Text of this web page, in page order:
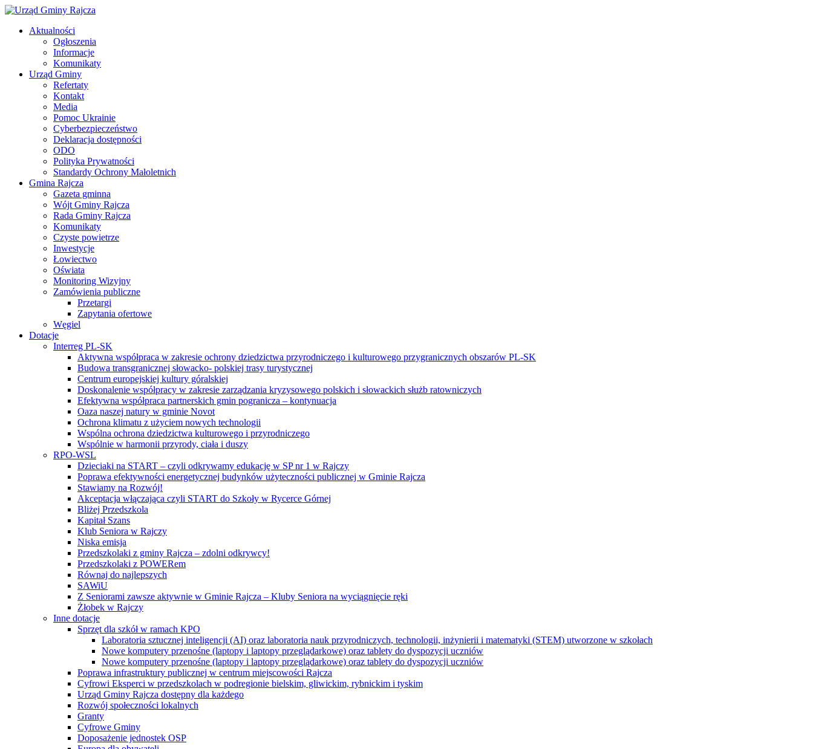
Aktualności
Ogłoszenia
Informacje
Komunikaty
Urząd Gminy
Refertaty
Kontakt
Media
Pomoc Ukrainie
Cyberbezpieczeństwo
Deklaracja dostępności
ODO
Polityka Prywatności
Standardy Ochrony Małoletnich
Gmina Rajcza
Gazeta gminna
Wójt Gminy Rajcza
Rada Gminy Rajcza
Komunikaty
Czyste powietrze
Inwestycje
Łowiectwo
Oświata
Monitoring Wizyjny
Zamówienia publiczne
Przetargi
Zapytania ofertowe
Węgiel
Dotacje
Interreg PL-SK
Aktywna współpraca w zakresie ochrony dziedzictwa przyrodniczego i kulturowego przygranicznych obszarów PL-SK
Budowa transgranicznej słowacko- polskiej trasy turystycznej
Centrum europejskiej kultury góralskiej
Doskonalenie współpracy w zakresie zarządzania kryzysowego polskich i słowackich służb ratowniczych
Efektywna współpraca partnerskich gmin pogranicza – kontynuacja
Oaza naszej natury w gminie Novot
Ochrona klimatu z użyciem nowych technologii
Wspólna ochrona dziedzictwa kulturowego i przyrodniczego
Wspólnie w harmonii przyrody, ciała i duszy
RPO-WSL
Dzieciaki na START – czyli odkrywamy edukację w SP nr 1 w Rajczy
Poprawa efektywności energetycznej budynków użyteczności publicznej w Gminie Rajcza
Stawiamy na Rozwój!
Akceptacja włączająca czyli START do Szkoły w Rycerce Górnej
Bliżej Przedszkola
Kapitał Szans
Klub Seniora w Rajczy
Niska emisja
Przedszkolaki z gminy Rajcza – zdolni odkrywcy!
Przedszkolaki z POWERem
Równaj do najlepszych
SAWiU
Z Seniorami zawsze aktywnie w Gminie Rajcza – Kluby Seniora na wyciągnięcie ręki
Żłobek w Rajczy
Inne dotacje
Sprzęt dla szkół w ramach KPO
Laboratoria sztucznej inteligencji (AI) oraz laboratoria nauk przyrodniczych, technologii, inżynierii i matematyki (STEM) utworzone w szkołach
Nowe komputery przenośne (laptopy i laptopy przeglądarkowe) oraz tablety do dyspozycji uczniów
Nowe komputery przenośne (laptopy i laptopy przeglądarkowe) oraz tablety do dyspozycji uczniów
Poprawa infrastruktury publicznej w centrum miejscowości Rajcza
Cyfrowi Eksperci w przedszkolach w podregionie bielskim, gliwickim, rybnickim i tyskim
Urząd Gminy Rajcza dostępny dla każdego
Rozwój społeczności lokalnych
Granty
Cyfrowe Gminy
Doposażenie jednostek OSP